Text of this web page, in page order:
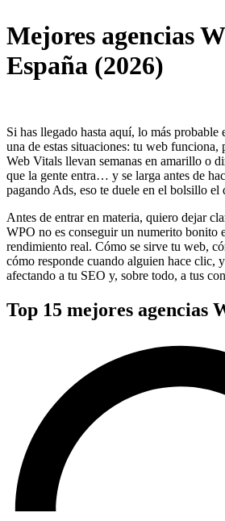
Mejores agencias
España (2026)
Si has llegado hasta aquí, lo más probable
una de estas situaciones: tu web funciona,
Web Vitals llevan semanas en amarillo o
que la gente entra… y se larga antes de
pagando Ads, eso te duele en el bolsillo el
Antes de entrar en materia, quiero dejar
WPO no es conseguir un numerito bonito
rendimiento real. Cómo se sirve tu web,
cómo responde cuando alguien hace clic,
afectando a tu SEO y, sobre todo, a tus
Top 15 mejores agencias